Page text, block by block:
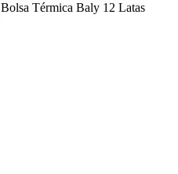
Bolsa Térmica Baly 12 Latas